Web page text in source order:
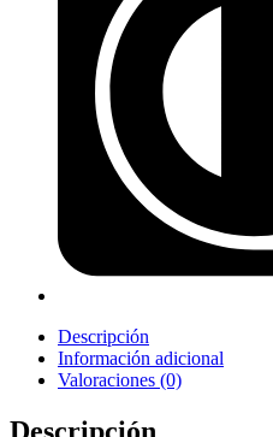
Descripción
Información adicional
Valoraciones (0)
Descripción